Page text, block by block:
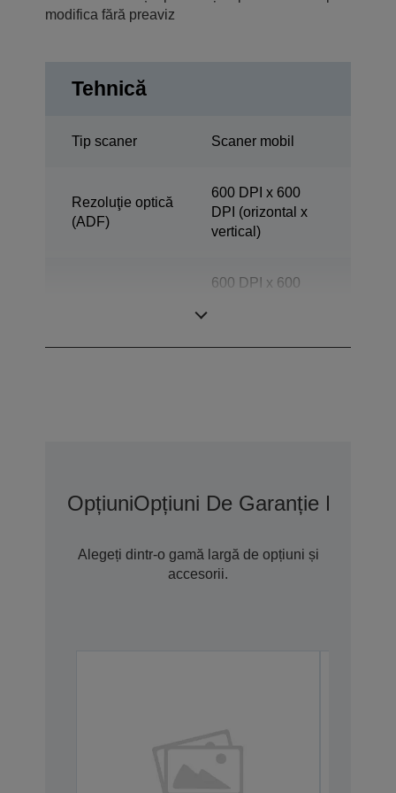
modifica fără preaviz
Tehnică
Tip scaner Scaner mobil
Rezoluţie optică
(ADF)
600 DPI x 600
DPI (orizontal x
vertical)
600 DPI x 600
OpțiuniOpțiuni De Garanție
Alegeți dintr-o gamă largă de opțiuni și
accesorii.